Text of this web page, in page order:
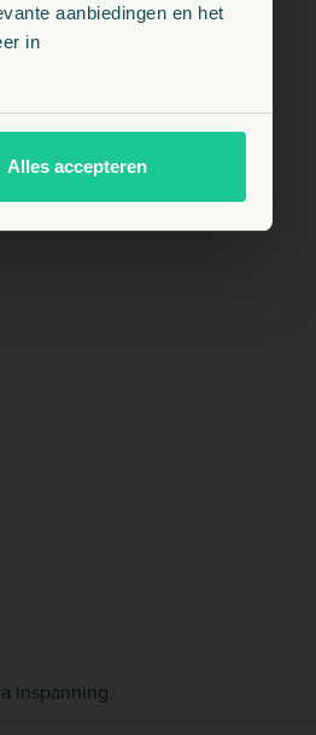
aanbiedingen en het
in
Alles accepteren
inspanning.